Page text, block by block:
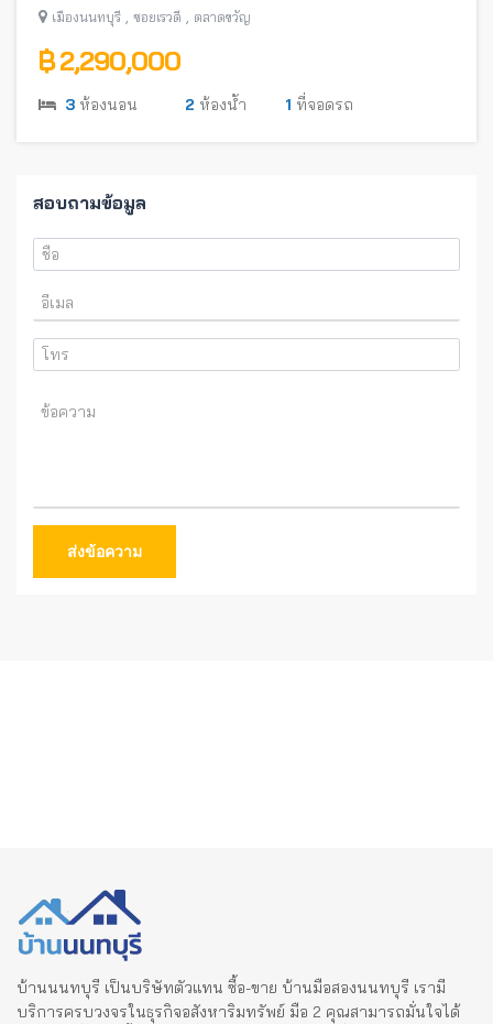
เมืองนนทบุรี ซอยเรวดี ตลาดขวัญ
฿ 2,290,000
3 ห้องนอน 2 ห้องน้ำ 1 ที่จอดรถ
สอบถามข้อมูล
ส่งข้อความ
บ้านนนทบุรี เป็นบริษัทตัวแทน ซื้อ-ขาย บ้านมือสองนนทบุรี เรามี
บริการครบวงจรในธุรกิจอสังหาริมทรัพย์ มือ 2 คุณสามารถมั่นใจได้